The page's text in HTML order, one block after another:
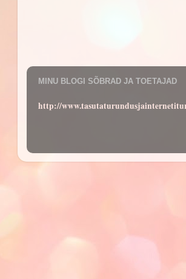
MINU BLOGI SÕBRAD JA TOETAJAD
http://